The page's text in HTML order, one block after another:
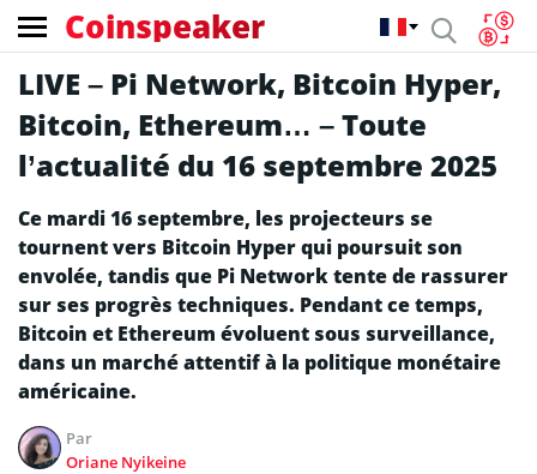
Coinspeaker
LIVE – Pi Network, Bitcoin Hyper,
Bitcoin, Ethereum… – Toute
l’actualité du 16 septembre 2025
Ce mardi 16 septembre, les projecteurs se
tournent vers Bitcoin Hyper qui poursuit son
envolée, tandis que Pi Network tente de rassurer
sur ses progrès techniques. Pendant ce temps,
Bitcoin et Ethereum évoluent sous surveillance,
dans un marché attentif à la politique monétaire
américaine.
Par
Oriane Nyikeine